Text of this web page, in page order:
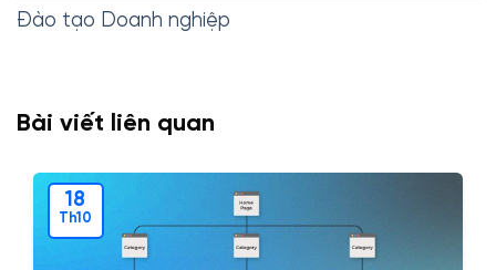
Đào tạo Doanh nghiệp
Bài viết liên quan
18
Th10